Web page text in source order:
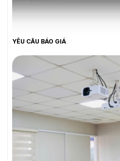
YÊU CẦU BÁO GIÁ
YÊU CẦU BÁO GIÁ